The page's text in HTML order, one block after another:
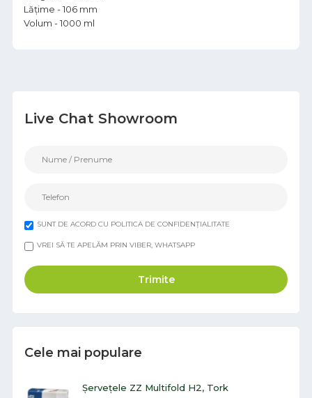
Live Chat Showroom
SUNT DE ACORD CU POLITICA DE CONFIDENȚIALITATE
VREI SĂ TE APELĂM PRIN VIBER, WHATSAPP
Trimite
Cele mai populare
Șervețele ZZ Multifold H2, Tork
Lățime - 106 mm
Volum - 1000 ml